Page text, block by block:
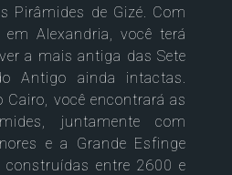
Pirâmides de Gizé. Com
Alexandria, você terá
a mais antiga das Sete
Antigo ainda intactas.
Cairo, você encontrará as
juntamente com
e a Grande Esfinge
construídas entre 2600 e